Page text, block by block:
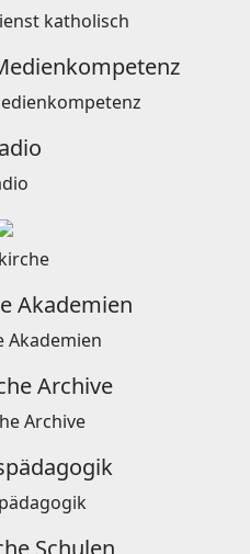
katholisch
Akademien
Archive